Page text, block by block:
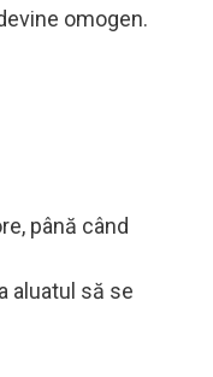
omogen.
până când
aluatul să se